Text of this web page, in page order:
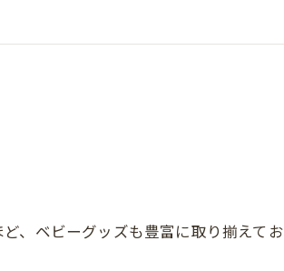
、ベビーグッズも豊富に取り揃えてお